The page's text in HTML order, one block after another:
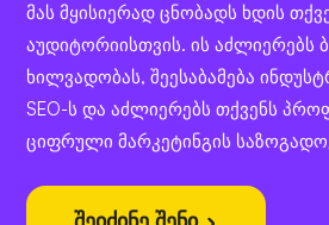
მას მყისიერად ცნობადს ხდის
აუდიტორიისთვის. ის აძლიერებს
ხილვადობას, შეესაბამება
SEO-ს და აძლიერებს თქვენს
ციფრული მარკეტინგის